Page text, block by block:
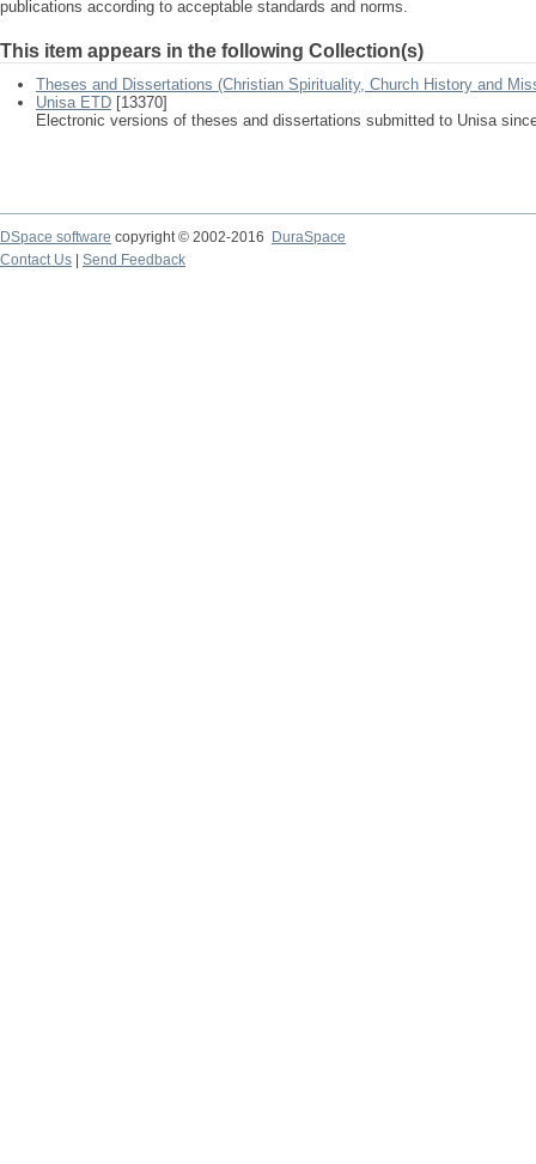
publications according to acceptable standards and norms.
This item appears in the following Collection(s)
Theses and Dissertations (Christian Spirituality, Church History and
Unisa ETD [13370]
Electronic versions of theses and dissertations submitted to Unisa
DSpace software copyright © 2002-2016
DuraSpace
Contact Us
Send Feedback